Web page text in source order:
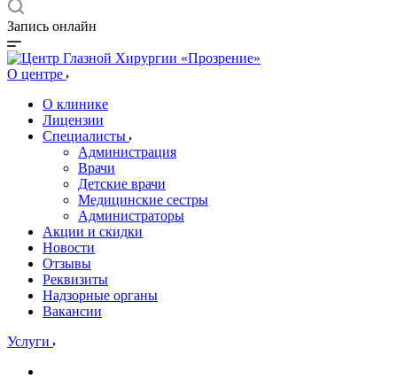
Запись онлайн
О центре
О клинике
Лицензии
Специалисты
Администрация
Врачи
Детские врачи
Медицинские сестры
Администраторы
Акции и скидки
Новости
Отзывы
Реквизиты
Надзорные органы
Вакансии
Услуги